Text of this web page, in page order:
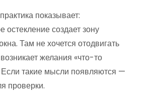
показывает:
остекление создает зону
Там не хочется отодвигать
желания «что-то
Если такие мысли появляются —
проверки.